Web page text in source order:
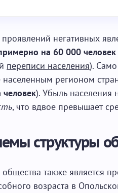
негативных
на 60 000 человек
переписи населения).
населенным регионом
). Убыль населения
, что вдвое превышает
структуры
общества также является
возраста в